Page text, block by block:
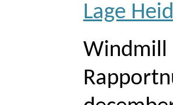
Lage
Windmill